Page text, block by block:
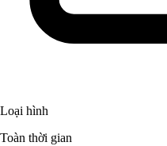
Loại hình
Toàn thời gian